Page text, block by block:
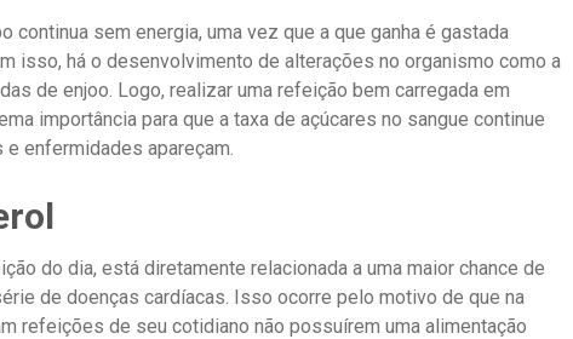
continua sem energia, uma vez que a que ganha é gastada
isso, há o desenvolvimento de alterações no organismo como a
de enjoo. Logo, realizar uma refeição bem carregada em
importância para que a taxa de açúcares no sangue continue
enfermidades apareçam.
do dia, está diretamente relacionada a uma maior chance de
de doenças cardíacas. Isso ocorre pelo motivo de que na
refeições de seu cotidiano não possuírem uma alimentação